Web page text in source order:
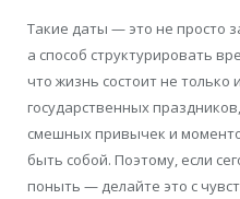
Такие даты — это не просто
а способ структурировать
что жизнь состоит не только
государственных
смешных привычек и
быть собой. Поэтому, если
поныть — делайте это с